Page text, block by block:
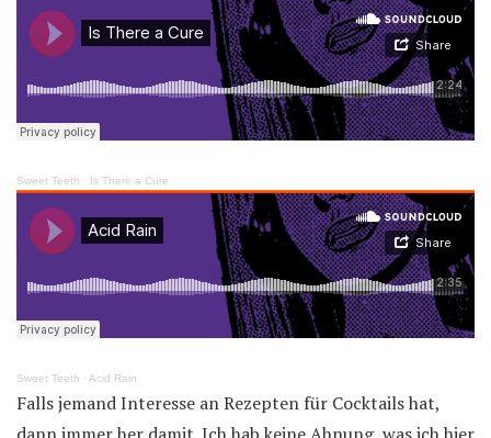
Sweet Teeth · Is There a Cure
Sweet Teeth · Acid Rain
Falls jemand Interesse an Rezepten für Cocktails hat,